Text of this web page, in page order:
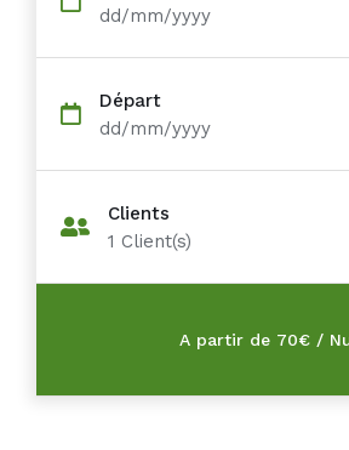
dd/mm/yyyy
Départ
dd/mm/yyyy
Clients
1 Client(s)